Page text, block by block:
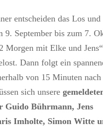
entscheiden das Los und
9. September bis zum 7.
Morgen mit Elke und
Dann folgt ein
von 15 Minuten nach
sich unsere
Guido Bührmann, Jens
Imholte, Simon Witte